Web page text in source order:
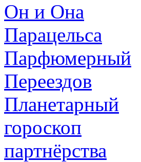
Он и Она
Парацельса
Парфюмерный
Переездов
Планетарный
гороскоп
партнёрства